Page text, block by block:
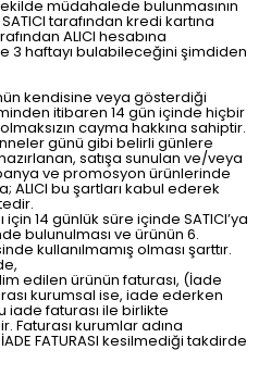
müdahalede bulunmasının
tarafından kredi kartına
ALICI hesabına
3 haftayı bulabileceğini şimdiden
kendisine veya gösterdiği
itibaren 14 gün içinde hiçbir
cayma hakkına sahiptir.
günü gibi belirli günlere
satışa sunulan ve/veya
ve promosyon ürünlerinde
ALICI bu şartları kabul ederek
için 14 günlük süre içinde SATICI’ya
bulunulması ve ürünün 6.
kullanılmamış olması şarttır.
edilen ürünün faturası, (İade
kurumsal ise, iade ederken
faturası ile birlikte
kurumlar adına
FATURASI kesilmediği takdirde